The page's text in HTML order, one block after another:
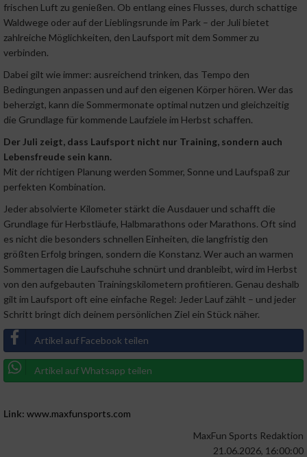
frischen Luft zu genießen. Ob entlang eines Flusses, durch schattige
Waldwege oder auf der Lieblingsrunde im Park – der Juli bietet
zahlreiche Möglichkeiten, den Laufsport mit dem Sommer zu
verbinden.
Dabei gilt wie immer: ausreichend trinken, das Tempo den
Bedingungen anpassen und auf den eigenen Körper hören. Wer das
beherzigt, kann die Sommermonate optimal nutzen und gleichzeitig
die Grundlage für kommende Laufziele im Herbst schaffen.
Der Juli zeigt, dass Laufsport nicht nur Training, sondern auch
Lebensfreude sein kann.
Mit der richtigen Planung werden Sommer, Sonne und Laufspaß zur
perfekten Kombination.
Jeder absolvierte Kilometer stärkt die Ausdauer und schafft die
Grundlage für Herbstläufe, Halbmarathons oder Marathons. Oft sind
es nicht die besonders schnellen Einheiten, die langfristig den
größten Erfolg bringen, sondern die Konstanz. Wer auch an warmen
Sommertagen die Laufschuhe schnürt und dranbleibt, wird im Herbst
von den aufgebauten Trainingskilometern profitieren. Genau deshalb
gilt im Laufsport oft eine einfache Regel: Jeder Lauf zählt – und jeder
Schritt bringt dich deinem persönlichen Ziel ein Stück näher.
Artikel auf Facebook teilen
Artikel auf Whatsapp teilen
Link: www.maxfunsports.com
MaxFun Sports Redaktion
21.06.2026, 16:00:00